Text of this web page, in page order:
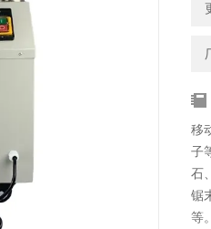
移
子
石
锯
等。